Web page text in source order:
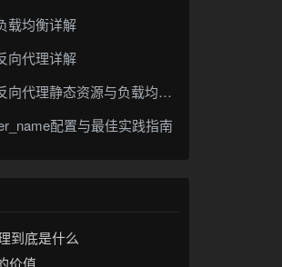
载均衡详解
向代理详解
代理静态资源与负载均衡详解
配置与最佳实践指南
向代理、静态资源与负载均衡的核心用法
置文件的基本结构
到底是什么
价值